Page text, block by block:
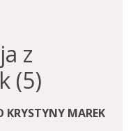
z
(5)
KRYSTYNY MAREK